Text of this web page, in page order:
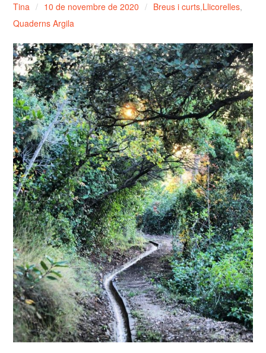
TAPÀS
ÚLTIM
Tina 10 de novembre de 2020 Breus i curts,Llicorelles,
Quaderns Argila